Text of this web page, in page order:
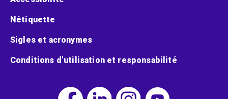
Nétiquette
Sigles et acronymes
Conditions d’utilisation et responsabilité